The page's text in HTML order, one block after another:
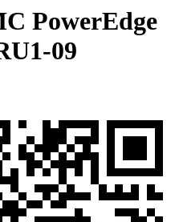
PowerEdge
09